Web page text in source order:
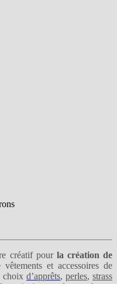
créatif pourla création de
vêtements et accessoires de
choix d’apprêts, perles, strass